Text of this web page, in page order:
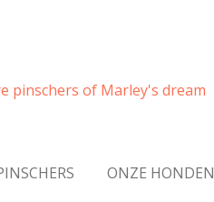
pinschers of Marley's dream
ONZE HONDEN